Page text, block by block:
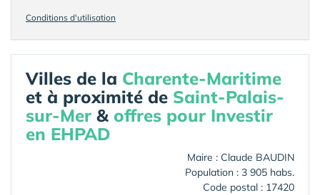
Conditions d'utilisation
Villes de la Charente-Maritime
et à proximité de Saint-Palais-
sur-Mer & offres pour Investir
en EHPAD
Maire : Claude BAUDIN
Population : 3 905 habs.
Code postal : 17420